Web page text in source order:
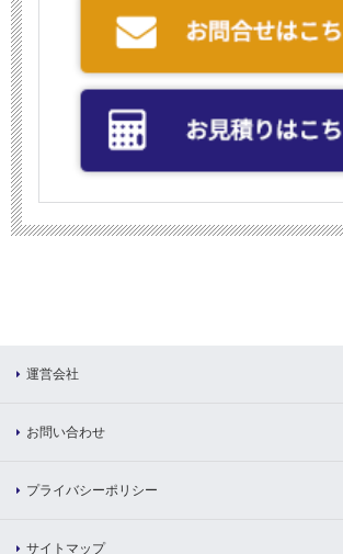
運営会社
お問い合わせ
プライバシーポリシー
サイトマップ